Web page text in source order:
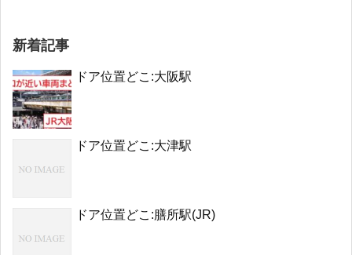
新着記事
ドア位置どこ:大阪駅
ドア位置どこ:大津駅
ドア位置どこ:膳所駅(JR)